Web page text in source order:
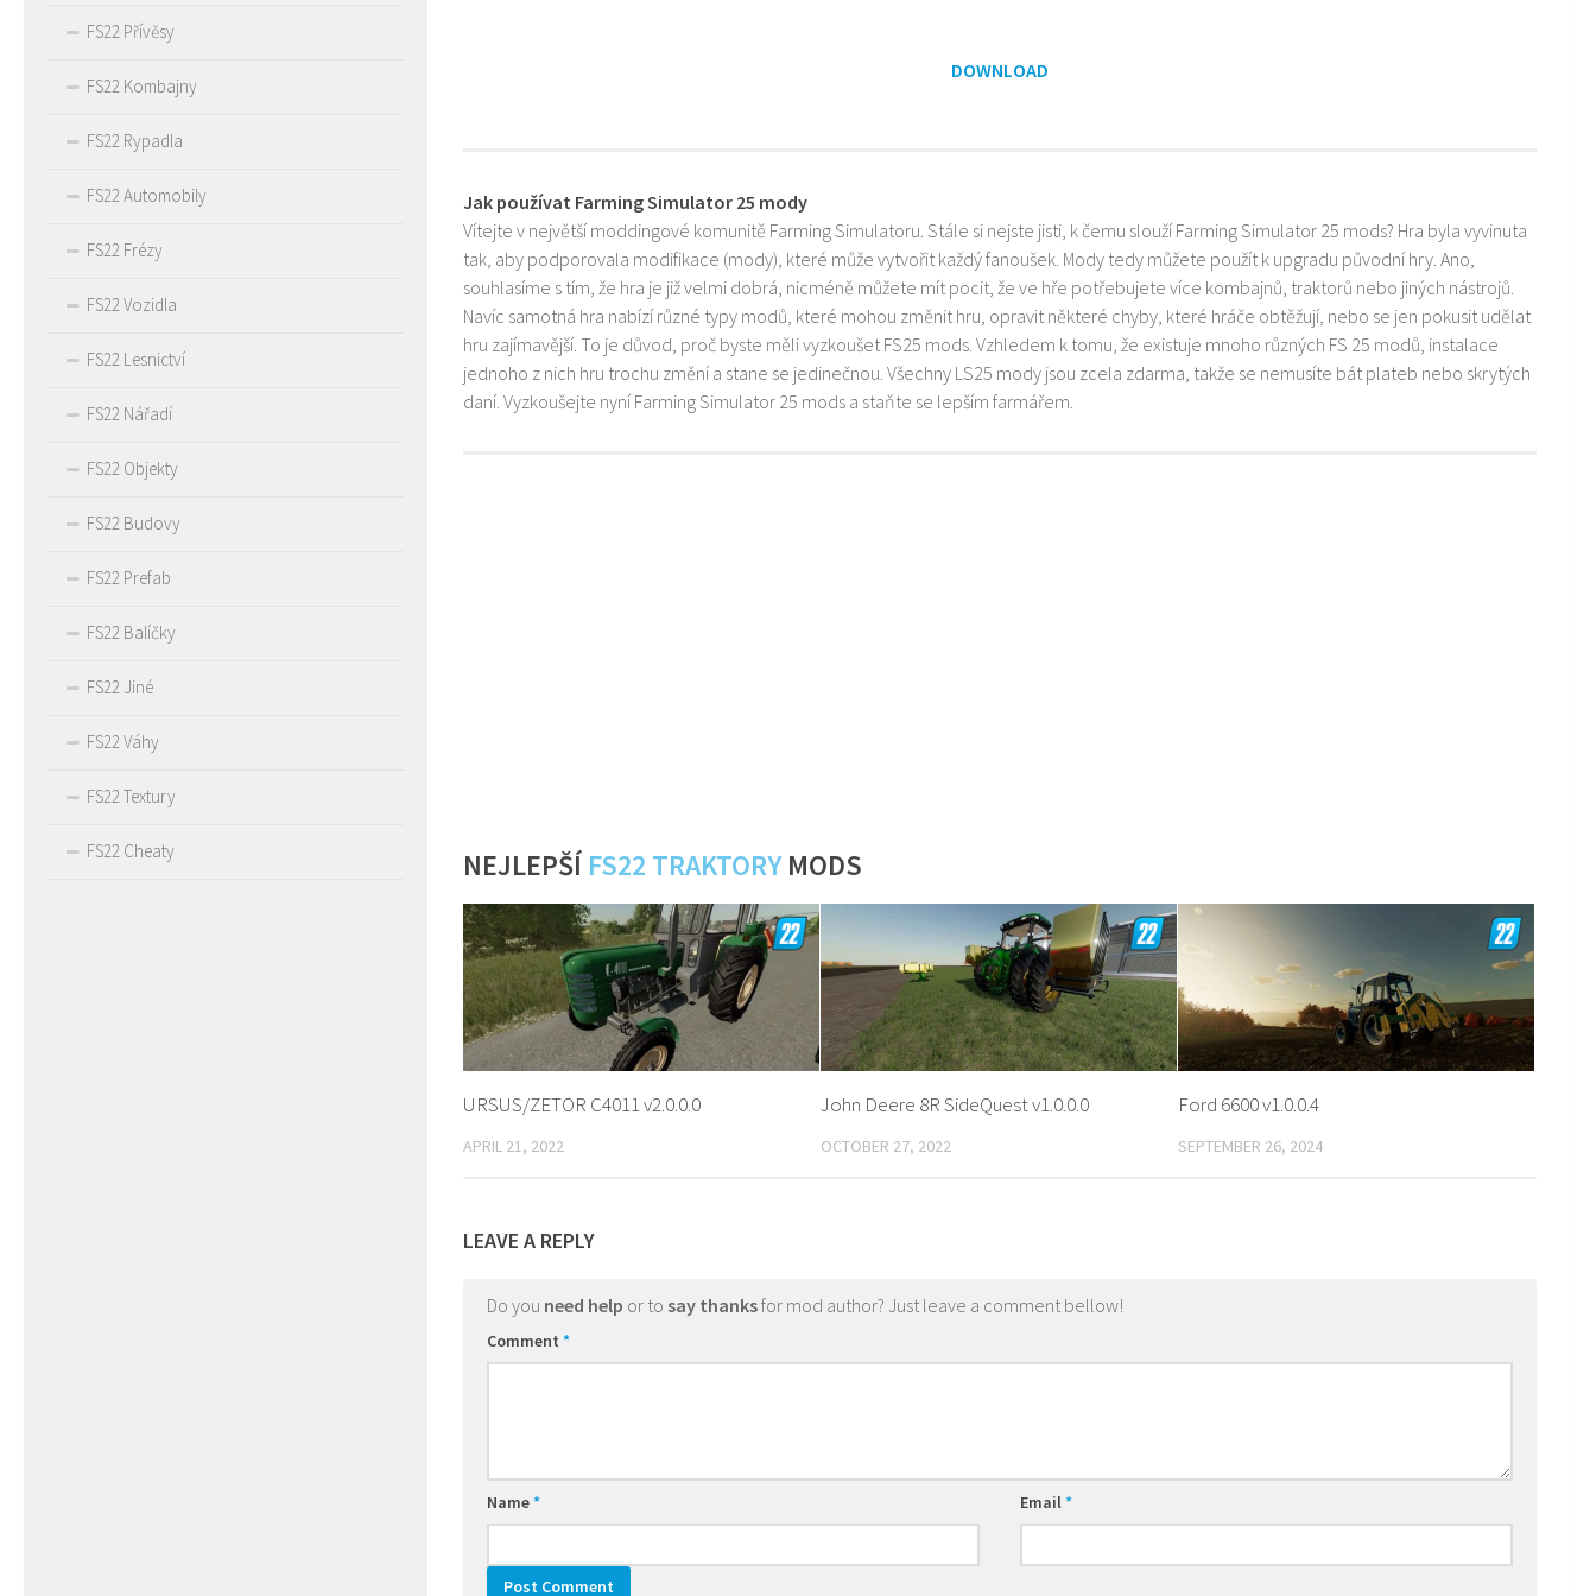
DOWNLOAD
Jak používat Farming Simulator 25 mody
Vítejte v největší moddingové komunitě Farming Simulatoru. Stále si nejste jisti, k čemu slouží Farming Simulator 25 mods? Hra byla vyvinuta
tak, aby podporovala modifikace (mody), které může vytvořit každý fanoušek. Mody tedy můžete použít k upgradu původní hry. Ano,
souhlasíme s tím, že hra je již velmi dobrá, nicméně můžete mít pocit, že ve hře potřebujete více kombajnů, traktorů nebo jiných nástrojů.
Navíc samotná hra nabízí různé typy modů, které mohou změnit hru, opravit některé chyby, které hráče obtěžují, nebo se jen pokusit udělat
hru zajímavější. To je důvod, proč byste měli vyzkoušet FS25 mods. Vzhledem k tomu, že existuje mnoho různých FS 25 modů, instalace
jednoho z nich hru trochu změní a stane se jedinečnou. Všechny LS25 mody jsou zcela zdarma, takže se nemusíte bát plateb nebo skrytých
daní. Vyzkoušejte nyní Farming Simulator 25 mods a staňte se lepším farmářem.
NEJLEPŠÍ FS22 TRAKTORYMODS
URSUS/ZETOR C4011 v2.0.0.0
APRIL 21, 2022
John Deere 8R SideQuest v1.0.0.0
OCTOBER 27, 2022
Ford 6600 v1.0.0.4
SEPTEMBER 26, 2024
LEAVE A REPLY
Do you need help or to say thanksfor mod author? Just leave a comment bellow!
Comment *
Name* Email*
FS22 Přívěsy
FS22 Kombajny
FS22 Rypadla
FS22 Automobily
FS22 Frézy
FS22 Vozidla
FS22 Lesnictví
FS22 Nářadí
FS22 Objekty
FS22 Budovy
FS22 Prefab
FS22 Balíčky
FS22 Jiné
FS22 Váhy
FS22 Textury
FS22 Cheaty